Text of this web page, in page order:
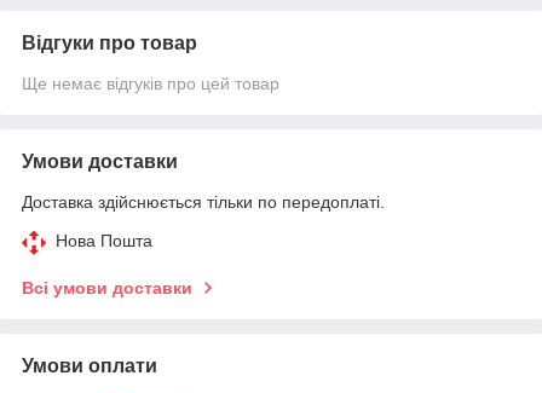
Відгуки про товар
Ще немає відгуків про цей товар
Умови доставки
Доставка здійснюється тільки по передоплаті.
Нова Пошта
Всі умови доставки
Умови оплати